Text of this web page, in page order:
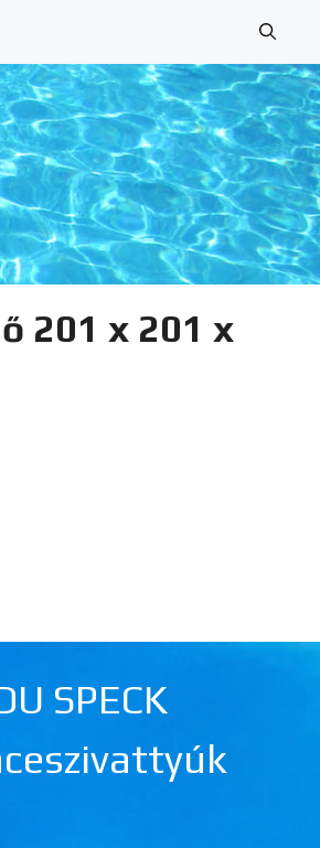
201 x 201 x
SPECK